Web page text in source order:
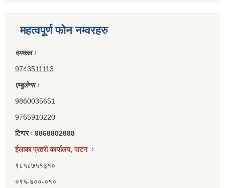
महत्वपूर्ण फोन नम्वरहरु
दमकल ः
9743511113
एम्बुलेन्स ः
9860035651
9765910220
टिप्पर ः 9868802888
ईलाका प्रहरी कार्यालय, पाटन ः
९८५८७५१३१०
०९५-४००-०१०